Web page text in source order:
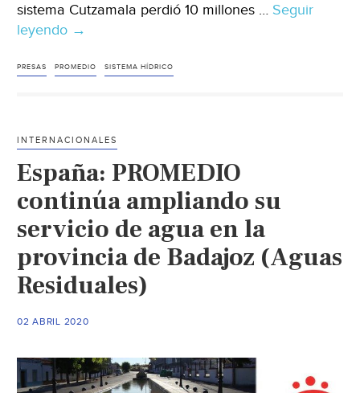
sistema Cutzamala perdió 10 millones … Seguir
leyendo México
Sistema
millones
de
metros
cúbicos
de
agua
en
20
Prensa)
→
PRESAS PROMEDIO SISTEMA HÍDRICO
INTERNACIONALES
España: PROMEDIO
continúa ampliando su
servicio de agua en la
provincia de Badajoz (Aguas
Residuales)
02 ABRIL 2020